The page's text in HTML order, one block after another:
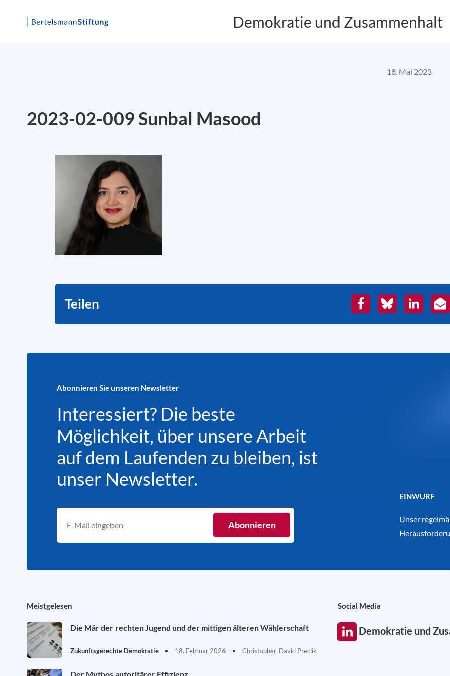
Demokratie und Zusammenhalt
18. Mai 2023
2023-02-009 Sunbal Masood
Teilen FacebookBlueskyLinkedIn
E-
Abonnieren Sie unseren Newsletter
Interessiert? Die beste
Möglichkeit, über unsere Arbeit
auf dem Laufenden zu bleiben, ist
unser Newsletter.
EINWURF
Unser
Meistgelesen
Die Mär der rechten Jugend und der mittigen älteren Wählerschaft
Zukunftsgerechte Demokratie 18. Februar 2026 Christopher-David Preclik
Social Media
Demokratie und